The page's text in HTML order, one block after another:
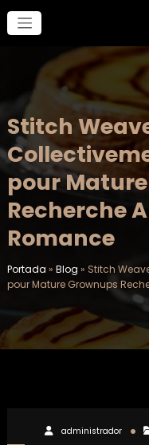
contenido
Stitch
pour
Recherche
Romance
Portada » Blog » Stitch
pour Mature Grownups
administrador